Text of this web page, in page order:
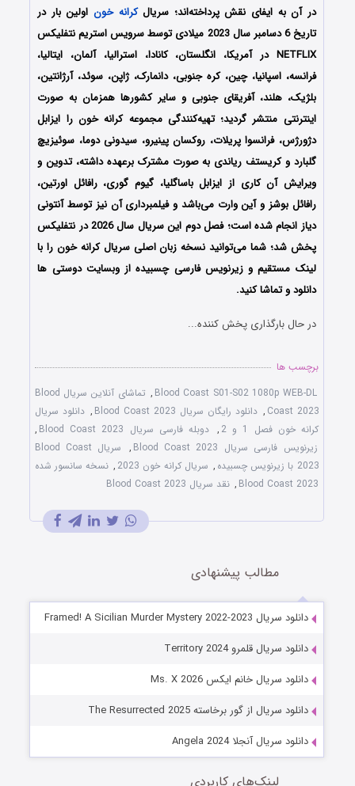
در آن به ایفای نقش پرداخته‌اند؛ سریالکرانه خوناولین بار در
تاریخ 6 دسامبر سال 2023 میلادی توسط سرویس استریم نتفلیکس
NETFLIX در آمریکا، انگلستان، کانادا، استرالیا، آلمان، ایتالیا،
فرانسه، اسپانیا، چین، کره جنوبی، دانمارک، ژاپن، سوئد، آرژانتین،
بلژیک، هلند، آفریقای جنوبی و سایر کشورها همزمان به صورت
اینترنتی منتشر گردید؛ تهیه‌کنندگی مجموعه کرانه خون را ایزابل
دژورژس، فرانسوا پریلات، روکسان پینیرو، سیدونی دوما، سوئیزیچ
گلبارد و کریستف ریاندی به صورت مشترک برعهده داشته، تدوین و
ویرایش آن کاری از ایزابل باساگلیا، گیوم گوری، رافائل اورتین،
رافائل بوشز و آین وارت می‌باشد و فیلمبرداری آن نیز توسط آنتونی
دیاز انجام شده است؛ فصل دوم این سریال سال 2026 در نتفلیکس
پخش شد؛ شما می‌توانید نسخه زبان اصلی سریال کرانه خون را با
لینک مستقیم و زیرنویس فارسی چسبیده از وبسایت دوستی ها
دانلود و تماشا کنید.
در حال بارگذاری پخش کننده...
برچسب ها
Blood Coast S01-S02 1080p WEB-DL
,
تماشای آنلاین سریال Blood
Coast 2023
, دانلود رایگان سریال Blood Coast 2023 , دانلود سریال
کرانه خون فصل 1 و 2
, دوبله فارسی سریال Blood Coast 2023
,
زیرنویس فارسی سریال Blood Coast 2023
,
سریال Blood Coast
2023 با زیرنویس چسبیده
, سریال کرانه خون 2023 , نسخه سانسور شده
Blood Coast 2023
, نقد سریال Blood Coast 2023
مطالب پیشنهادی
دانلود سریال Framed! A Sicilian Murder Mystery 2022-2023
دانلود سریال قلمرو Territory 2024
دانلود سریال خانم ایکس Ms. X 2026
دانلود سریال از گور برخاسته The Resurrected 2025
دانلود سریال آنجلا Angela 2024
لینک‌های کاربردی